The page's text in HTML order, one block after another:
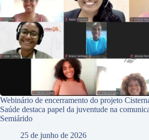
Webinário de encerramento do projeto
Saúde destaca papel da juventude na
Semiárido
25 de junho de 2026